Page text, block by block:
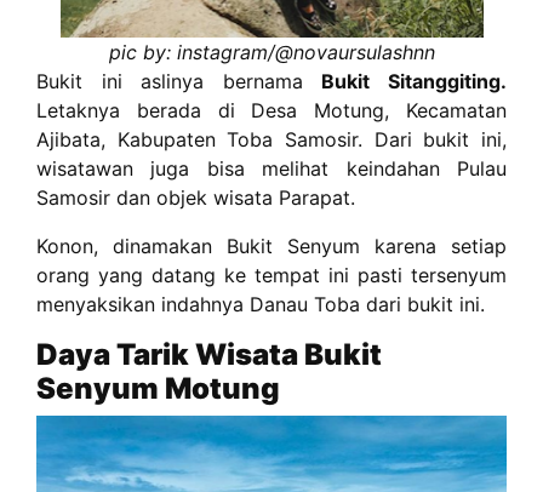
pic by: instagram/@novaursulashnn
Bukit ini aslinya bernama Bukit Sitanggiting.
Letaknya berada di Desa Motung, Kecamatan
Ajibata, Kabupaten Toba Samosir. Dari bukit ini,
wisatawan juga bisa melihat keindahan Pulau
Samosir dan objek wisata Parapat.
Konon, dinamakan Bukit Senyum karena setiap
orang yang datang ke tempat ini pasti tersenyum
menyaksikan indahnya Danau Toba dari bukit ini.
Daya Tarik Wisata Bukit
Senyum Motung